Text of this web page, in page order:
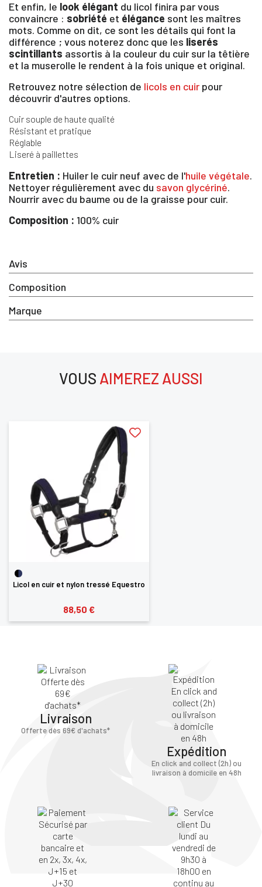
Avis
Composition
Marque
Et enfin, le look élégant du licol finira par vous
convaincre : sobriété et élégance sont les maîtres
mots. Comme on dit, ce sont les détails qui font la
différence ; vous noterez donc que les liserés
scintillants assortis à la couleur du cuir sur la têtière
et la muserolle le rendent à la fois unique et original.
Retrouvez notre sélection de licols en cuir pour
découvrir d'autres options.
Cuir souple de haute qualité
Résistant et pratique
Réglable
Liseré à paillettes
Entretien : Huiler le cuir neuf avec de l'huile végétale.
Nettoyer régulièrement avec du savon glycériné.
Nourrir avec du baume ou de la graisse pour cuir.
Composition : 100% cuir
VOUS AIMEREZ AUSSI
Licol en cuir et nylon tressé Equestro
88,50 €
Livraison
Offerte dès 69€ d'achats*
Expédition
En click and collect (2h) ou
livraison à domicile en 48h
×
Vous devez être connecté pour enregistrer des
produits dans votre liste d'envie
ANNULER SE